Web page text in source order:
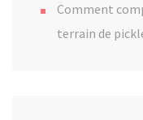
Comment
terrain de